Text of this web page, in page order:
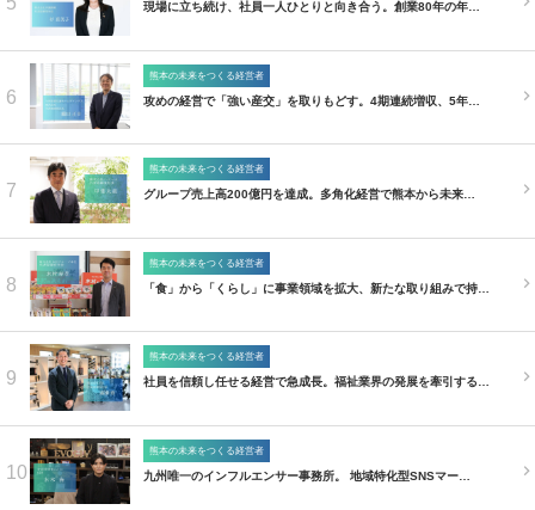
現場に立ち続け、社員一人ひとりと向き合う。創業80年の年…
6
熊本の未来をつくる経営者
攻めの経営で「強い産交」を取りもどす。4期連続増収、5年…
7
熊本の未来をつくる経営者
グループ売上高200億円を達成。多角化経営で熊本から未来…
8
熊本の未来をつくる経営者
「食」から「くらし」に事業領域を拡大、新たな取り組みで持…
9
熊本の未来をつくる経営者
社員を信頼し任せる経営で急成長。福祉業界の発展を牽引する…
10
熊本の未来をつくる経営者
九州唯一のインフルエンサー事務所。 地域特化型SNSマー…